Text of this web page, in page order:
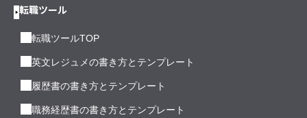
転職ツール
転職ツールTOP
英文レジュメの書き方とテンプレート
履歴書の書き方とテンプレート
職務経歴書の書き方とテンプレート